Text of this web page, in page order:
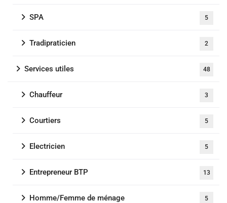
SPA 5
Tradipraticien 2
Services utiles 48
Chauffeur 3
Courtiers 5
Electricien 5
Entrepreneur BTP 13
Homme/Femme de ménage 5